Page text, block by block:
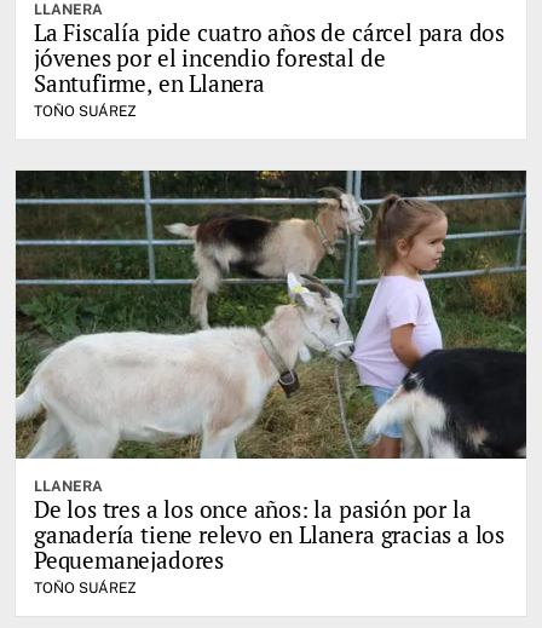
LLANERA
La Fiscalía pide cuatro años de cárcel para dos
jóvenes por el incendio forestal de
Santufirme, en Llanera
TOÑO SUÁREZ
LLANERA
De los tres a los once años: la pasión por la
ganadería tiene relevo en Llanera gracias a los
Pequemanejadores
TOÑO SUÁREZ